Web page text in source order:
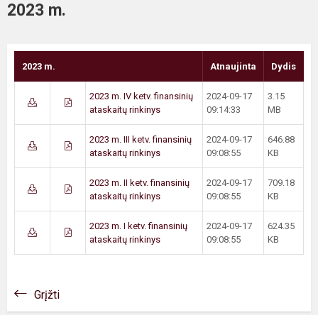
2023 m.
2023 m. Atnaujinta Dydis
2023 m. IV ketv. finansinių
ataskaitų rinkinys
2024-09-17
09:14:33
3.15
MB
2023 m. III ketv. finansinių
ataskaitų rinkinys
2024-09-17
09:08:55
646.88
KB
2023 m. II ketv. finansinių
ataskaitų rinkinys
2024-09-17
09:08:55
709.18
KB
2023 m. I ketv. finansinių
ataskaitų rinkinys
2024-09-17
09:08:55
624.35
KB
Grįžti